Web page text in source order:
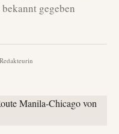
gegeben